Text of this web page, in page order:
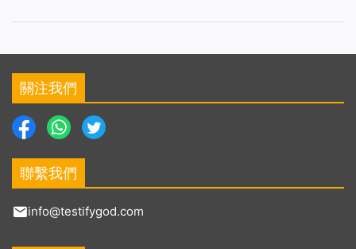
關注我們
聯繫我們
info@testifygod.com